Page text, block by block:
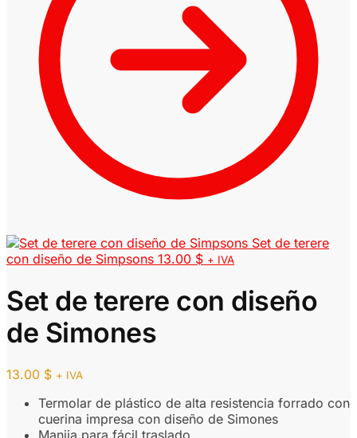
Set de terere
con diseño de Simpsons 13.00 $ + IVA
Set de terere con diseño
de Simones
13.00 $ + IVA
Termolar de plástico de alta resistencia forrado con
cuerina impresa con diseño de Simones